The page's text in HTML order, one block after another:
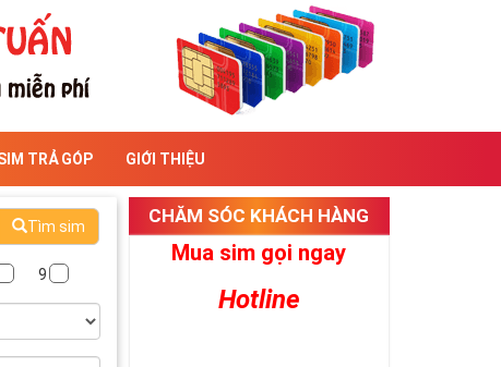
TRẢ GÓP GIỚI THIỆU
Tìm sim
9
CHĂM SÓC KHÁCH HÀNG
Mua sim gọi ngay
Hotline